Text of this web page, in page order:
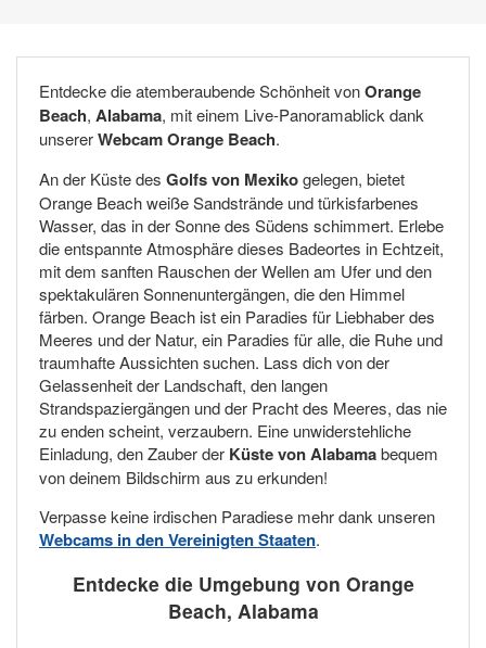
Entdecke die atemberaubende Schönheit vonOrange
Beach, Alabama, mit einem Live-Panoramablick dank
unsererWebcam Orange Beach.
An der Küste des Golfs von Mexikogelegen, bietet
Orange Beach weiße Sandstrände und türkisfarbenes
Wasser, das in der Sonne des Südens schimmert. Erlebe
die entspannte Atmosphäre dieses Badeortes in Echtzeit,
mit dem sanften Rauschen der Wellen am Ufer und den
spektakulären Sonnenuntergängen, die den Himmel
färben. Orange Beach ist ein Paradies für Liebhaber des
Meeres und der Natur, ein Paradies für alle, die Ruhe und
traumhafte Aussichten suchen. Lass dich von der
Gelassenheit der Landschaft, den langen
Strandspaziergängen und der Pracht des Meeres, das nie
zu enden scheint, verzaubern. Eine unwiderstehliche
Einladung, den Zauber der Küste von Alabamabequem
von deinem Bildschirm aus zu erkunden!
Verpasse keine irdischen Paradiese mehr dank unseren
Webcams in den Vereinigten Staaten.
Entdecke die Umgebung von Orange
Beach, Alabama